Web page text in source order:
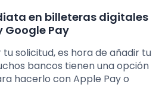
en billeteras digitales
Google Pay
solicitud, es hora de añadir tu
bancos tienen una opción
hacerlo con Apple Pay o